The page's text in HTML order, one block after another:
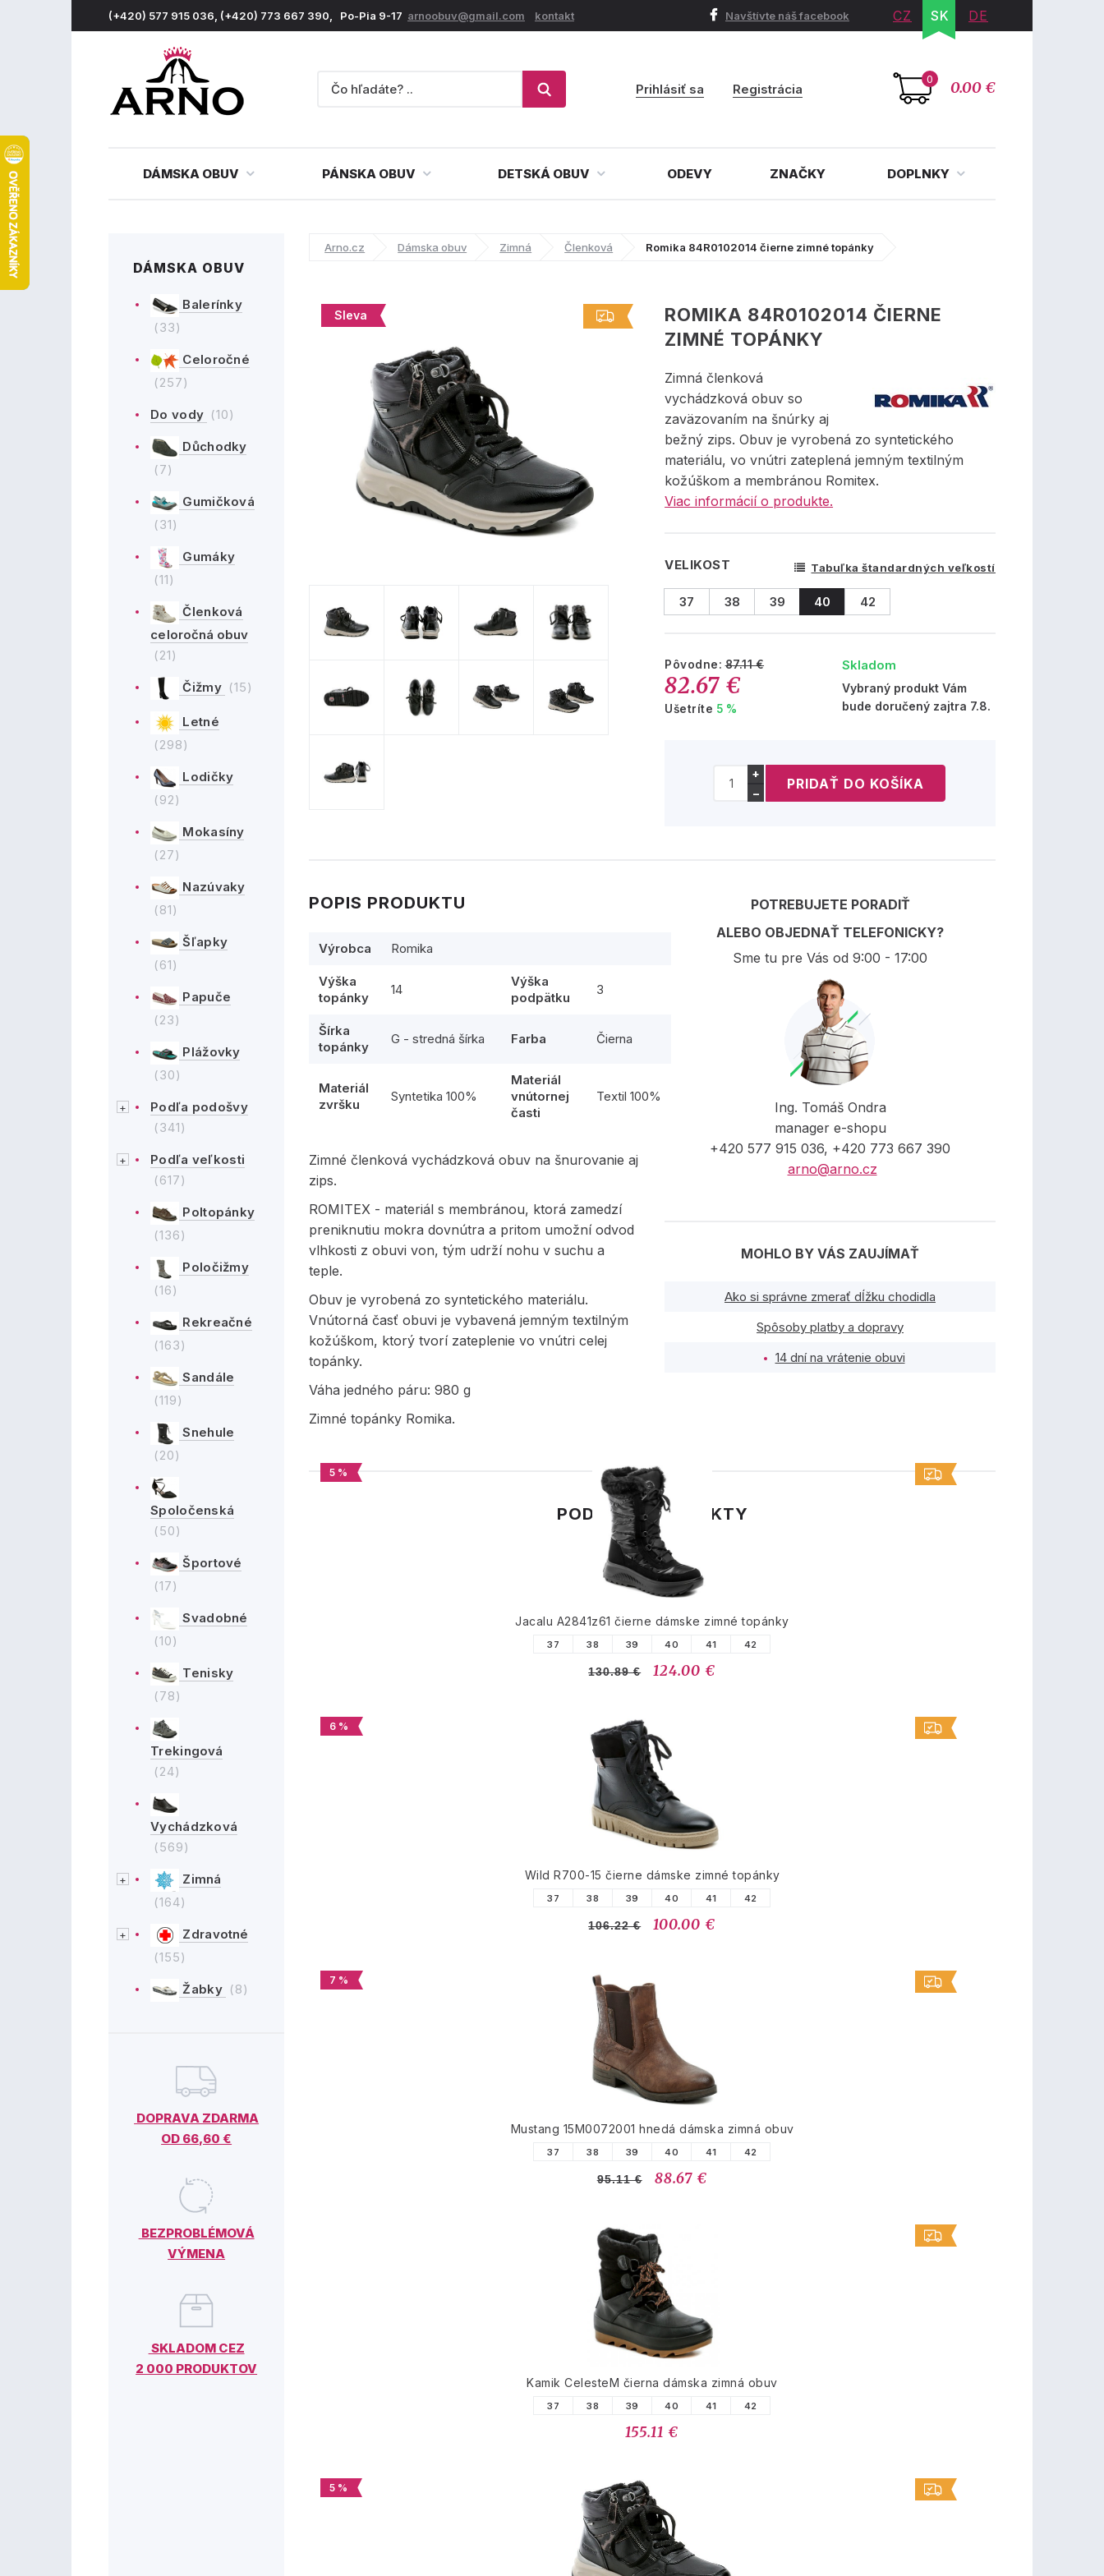
(+420) 577 915 036, (+420) 773 667 390, Po-Pia 9-17 arnoobuv@gmail.com kontakt Navštívte náš facebook CZ SK DE
0 0.00 €
Prihlásiť sa Registrácia
DÁMSKA OBUV PÁNSKA OBUV DETSKÁ OBUV ODEVY ZNAČKY DOPLNKY
DÁMSKA OBUV
Balerínky
(33)
Celoročné
(257)
Do vody (10)
Důchodky
(7)
Gumičková
(31)
Gumáky
(11)
Členková
celoročná obuv
(21)
Čižmy (15)
Letné
(298)
Lodičky
(92)
Mokasíny
(27)
Nazúvaky
(81)
Šľapky
(61)
Papuče
(23)
Plážovky
(30)
Podľa podošvy
(341)
Podľa veľkosti
(617)
Poltopánky
(136)
Poločižmy
(16)
Rekreačné
(163)
Sandále
(119)
Snehule
(20)
Spoločenská
(50)
Športové
(17)
Svadobné
(10)
Tenisky
(78)
Trekingová
(24)
Vychádzková
(569)
Zimná
(164)
Zdravotné
(155)
Žabky (8)
DOPRAVA ZDARMA
OD 66,60 €
BEZPROBLÉMOVÁ
VÝMENA
SKLADOM CEZ
2 000 PRODUKTOV
Arno.cz Dámska obuv Zimná Členková Romika 84R0102014 čierne zimné topánky
Sleva
ROMIKA 84R0102014 ČIERNE
ZIMNÉ TOPÁNKY
Zimná členková
vychádzková obuv so
zaväzovaním na šnúrky aj
bežný zips. Obuv je vyrobená zo syntetického
materiálu, vo vnútri zateplená jemným textilným
kožúškom a membránou Romitex.
Viac informácií o produkte.
VELIKOST Tabuľka štandardných veľkostí
37 38 39 40 42
Pôvodne:87.11 €
82.67 €
Ušetríte 5 %
Skladom
Vybraný produkt Vám
bude doručený zajtra 7.8.
+
−
POPIS PRODUKTU
Výrobca Romika
Výška
topánky
14
Výška
podpätku
3
Šírka
topánky
G - stredná šírka Farba Čierna
Materiál
zvršku
Syntetika 100%
Materiál
vnútornej
časti
Textil 100%
Zimné členková vychádzková obuv na šnurovanie aj
zips.
ROMITEX - materiál s membránou, ktorá zamedzí
preniknutiu mokra dovnútra a pritom umožní odvod
vlhkosti z obuvi von, tým udrží nohu v suchu a
teple.
Obuv je vyrobená zo syntetického materiálu.
Vnútorná časť obuvi je vybavená jemným textilným
kožúškom, ktorý tvorí zateplenie vo vnútri celej
topánky.
Váha jedného páru: 980 g
Zimné topánky Romika.
POTREBUJETE PORADIŤ
ALEBO OBJEDNAŤ TELEFONICKY?
Sme tu pre Vás od 9:00 - 17:00
Ing. Tomáš Ondra
manager e-shopu
+420 577 915 036, +420 773 667 390
arno@arno.cz
MOHLO BY VÁS ZAUJÍMAŤ
Ako si správne zmerať dĺžku chodidla
Spôsoby platby a dopravy
14 dní na vrátenie obuvi
PODOBNÉ PRODUKTY
5 %
Jacalu A2841z61 čierne dámske zimné topánky
37 38 39 40 41 42
130.89 € 124.00 €
6 %
Wild R700-15 čierne dámske zimné topánky
37 38 39 40 41 42
106.22 € 100.00 €
7 %
Mustang 15M0072001 hnedá dámska zimná obuv
37 38 39 40 41 42
95.11 € 88.67 €
Kamik CelesteM čierna dámska zimná obuv
37 38 39 40 41 42
155.11 €
5 %